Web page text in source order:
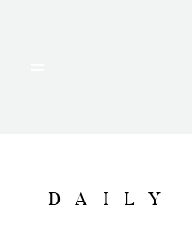
DAILY